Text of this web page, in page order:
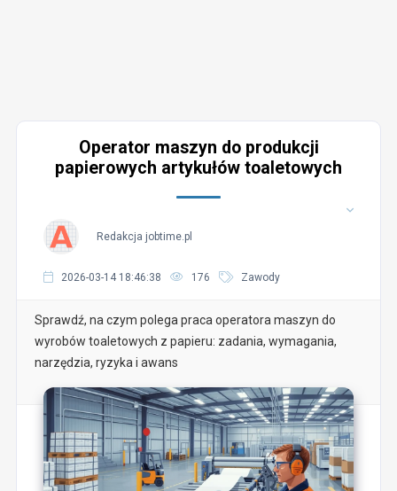
Operator maszyn do produkcji
papierowych artykułów toaletowych
Redakcja jobtime.pl
2026-03-14 18:46:38 176 Zawody
Sprawdź, na czym polega praca operatora maszyn do
wyrobów toaletowych z papieru: zadania, wymagania,
narzędzia, ryzyka i awans